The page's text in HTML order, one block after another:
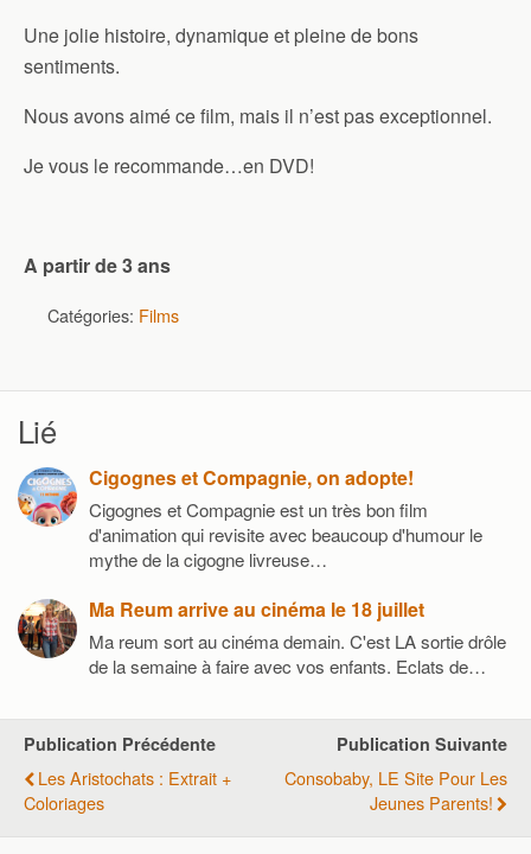
Une jolie histoire, dynamique et pleine de bons
sentiments.
Nous avons aimé ce film, mais il n’est pas exceptionnel.
Je vous le recommande…en DVD!
A partir de 3 ans
Catégories: Films
Lié
Cigognes et Compagnie, on adopte!
Cigognes et Compagnie est un très bon film
d'animation qui revisite avec beaucoup d'humour le
mythe de la cigogne livreuse…
Ma Reum arrive au cinéma le 18 juillet
Ma reum sort au cinéma demain. C'est LA sortie drôle
de la semaine à faire avec vos enfants. Eclats de…
Publication Précédente
Les Aristochats : Extrait +
Coloriages
Publication Suivante
Consobaby, LE Site Pour Les
Jeunes Parents!